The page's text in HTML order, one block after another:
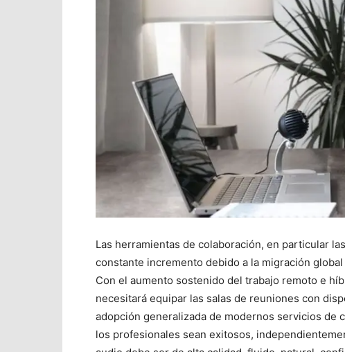
Las herramientas de colaboración, en particular
constante incremento debido a la migración
Con el aumento sostenido del trabajo remoto e
necesitará equipar las salas de reuniones con
adopción generalizada de modernos servicios de
los profesionales sean exitosos,